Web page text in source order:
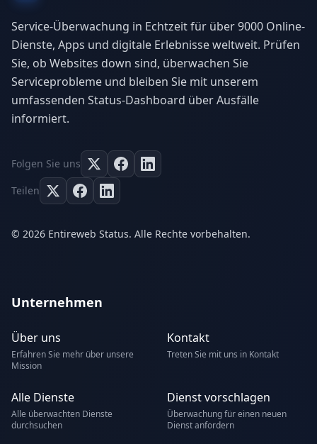
Service-Überwachung in Echtzeit für über 9000 Online-
Dienste, Apps und digitale Erlebnisse weltweit. Prüfen
Sie, ob Websites down sind, überwachen Sie
Serviceprobleme und bleiben Sie mit unserem
umfassenden Status-Dashboard über Ausfälle
informiert.
Folgen Sie uns
Teilen
© 2026 Entireweb Status. Alle Rechte vorbehalten.
Unternehmen
Über uns
Erfahren Sie mehr über unsere
Mission
Kontakt
Treten Sie mit uns in Kontakt
Alle Dienste
Alle überwachten Dienste
durchsuchen
Dienst vorschlagen
Überwachung für einen neuen
Dienst anfordern